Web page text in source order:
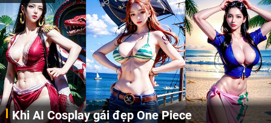
Khi AI Cosplay gái đẹp One Piece